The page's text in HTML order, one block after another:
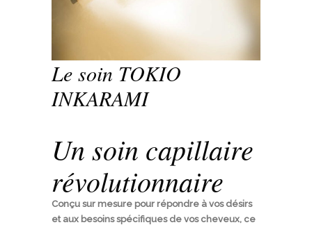
Le soin TOKIO
INKARAMI
Un soin capillaire
révolutionnaire
Conçu sur mesure pour répondre à vos désirs
et aux besoins spécifiques de vos cheveux, ce